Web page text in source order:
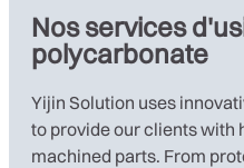
Nos services
polycarbonate
Yijin Solution uses
to provide our clients
machined parts. From